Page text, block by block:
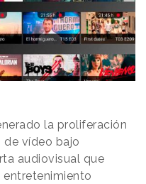
la proliferación
de vídeo bajo
audiovisual que
entretenimiento